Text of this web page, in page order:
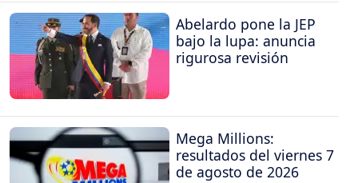
Abelardo pone la JEP
bajo la lupa: anuncia
rigurosa revisión
Mega Millions:
resultados del viernes 7
de agosto de 2026